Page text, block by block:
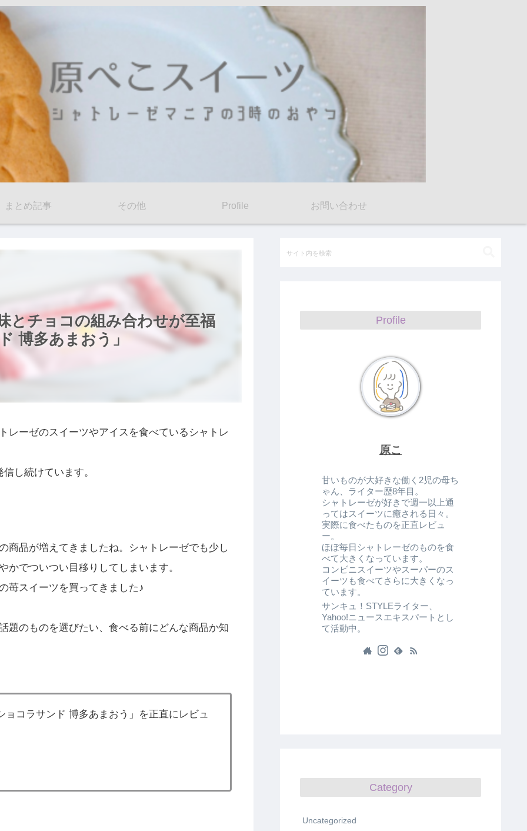
まとめ記事 その他 Profile お問い合わせ
とチョコの組み合わせが至福
博多あまおう」
レーゼのスイーツやアイスを食べているシャトレ
し続けています。
商品が増えてきましたね。シャトレーゼでも少し
でついつい目移りしてしまいます。
苺スイーツを買ってきました♪
題のものを選びたい、食べる前にどんな商品か知
コラサンド 博多あまおう」を正直にレビュ
Profile
原こ
甘いものが大好きな働く2児の母ち
ゃん、ライター歴8年目。
シャトレーゼが好きで週一以上通
ってはスイーツに癒される日々。
実際に食べたものを正直レビュ
ー。
ほぼ毎日シャトレーゼのものを食
べて大きくなっています。
コンビニスイーツやスーパーのス
イーツも食べてさらに大きくなっ
ています。
サンキュ！STYLEライター、
Yahoo!ニュースエキスパートとし
て活動中。
Category
Uncategorized